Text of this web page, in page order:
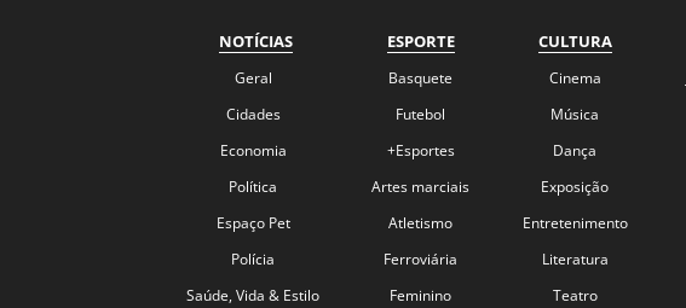
NOTÍCIAS
Geral
Cidades
Economia
Política
Espaço Pet
Polícia
Saúde, Vida & Estilo
ESPORTE
Basquete
Futebol
+Esportes
Artes marciais
Atletismo
Ferroviária
Feminino
CULTURA
Cinema
Música
Dança
Exposição
Entretenimento
Literatura
Teatro